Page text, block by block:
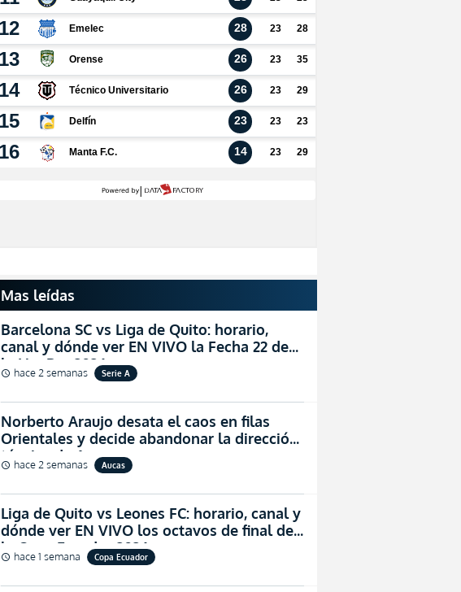
Mas leídas
Barcelona SC vs Liga de Quito: horario,
canal y dónde ver EN VIVO la Fecha 22 de
la LigaPro 2026
schedule hace 2 semanas Serie A
Norberto Araujo desata el caos en filas
Orientales y decide abandonar la dirección
técnica de Aucas
schedule hace 2 semanas Aucas
Liga de Quito vs Leones FC: horario, canal y
dónde ver EN VIVO los octavos de final de
la Copa Ecuador 2026
schedule hace 1 semana Copa Ecuador